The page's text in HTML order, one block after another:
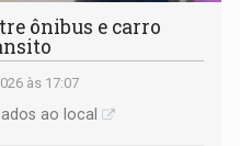
ônibus e carro
às 17:07
ao local